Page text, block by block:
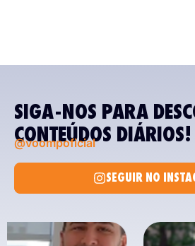
SIGA-NOS PARA
CONTEÚDOS DIÁRIOS!
@voompoficial
SEGUIR NO